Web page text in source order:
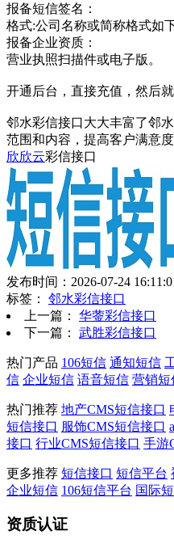
报备短信签名：
格式:公司名称或简称格式如
报备企业资质：
营业执照扫描件或电子版。
开通后台，直接充值，然后
邻水彩信接口大大丰富了邻
范围和内容，提高客户满意
欣欣云彩信接口
发布时间：2026-07-24
标签： 邻水彩信接口
上一篇： 华蓥彩信接口
下一篇： 武胜彩信接口
热门产品 106短信 通知短信
信 企业短信 语音短信 营销短
热门推荐 地产CMS短信接口
短信接口 服饰CMS短信接口
接口 行业CMS短信接口 手游
更多推荐 短信接口 短信平台
企业短信 106短信平台 国际
资质认证